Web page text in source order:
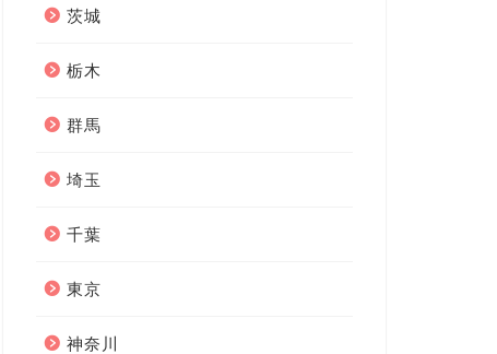
茨城
栃木
群馬
埼玉
千葉
東京
神奈川